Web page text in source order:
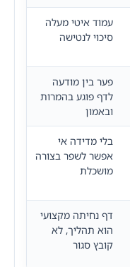
עמוד איטי מעלה
סיכוי לנטישה
פער בין מודעה
לדף פוגע בהמרות
ובאמון
בלי מדידה אי
אפשר לשפר בצורה
מושכלת
דף נחיתה מקצועי
הוא תהליך, לא
קובץ סגור